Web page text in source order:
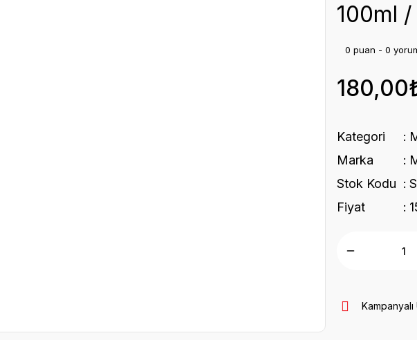
100ml
0 puan - 0
Kategori
Marka
Stok Kodu
Fiyat
Kampanyalı